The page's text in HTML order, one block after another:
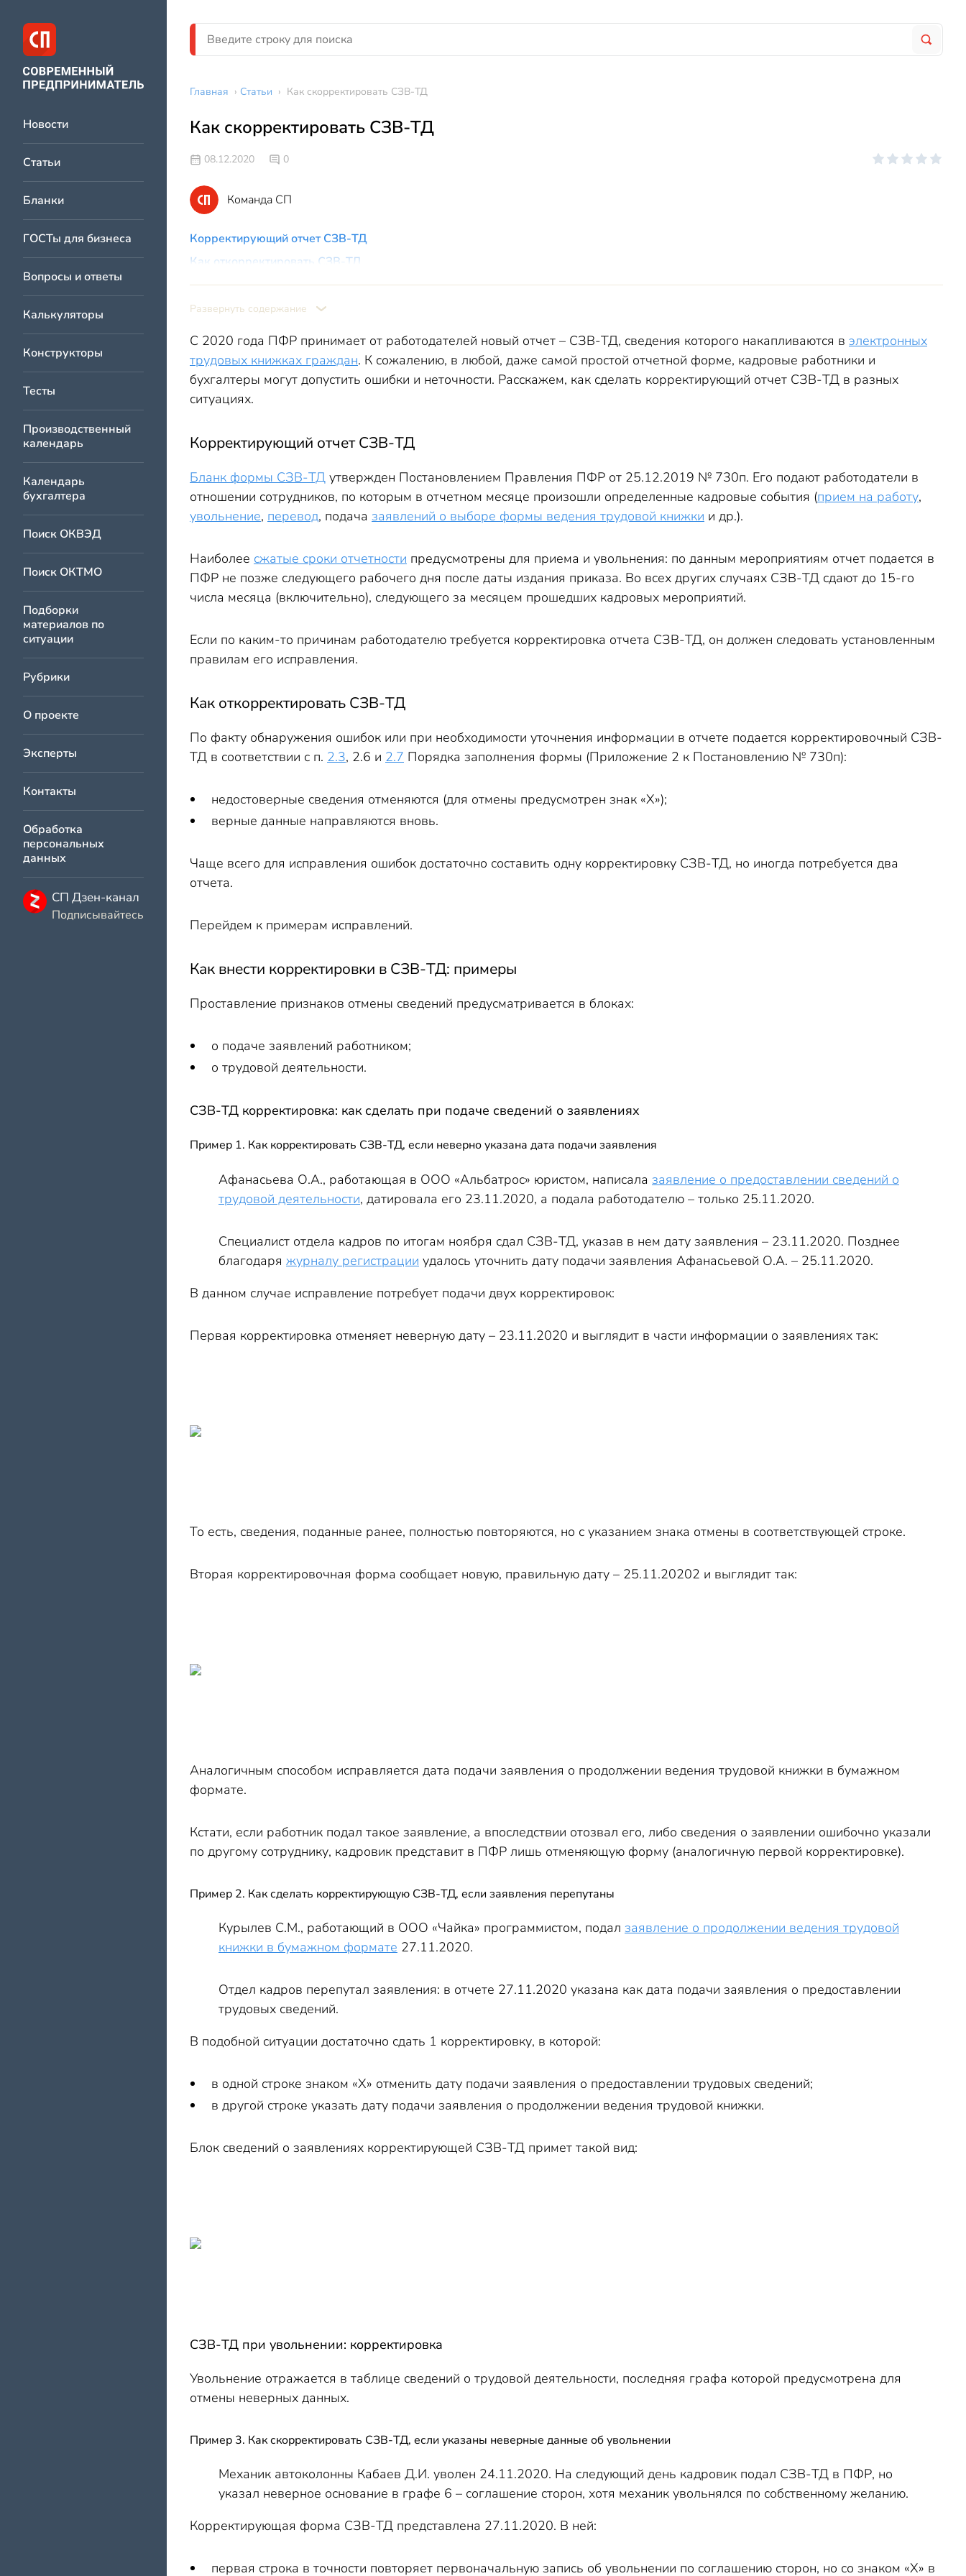
Новости
Статьи
Бланки
ГОСТы для бизнеса
Вопросы и ответы
Калькуляторы
Конструкторы
Тесты
Производственный
календарь
Календарь
бухгалтера
Поиск ОКВЭД
Поиск ОКТМО
Подборки
материалов по
ситуации
Рубрики
О проекте
Эксперты
Контакты
Обработка
персональных
данных
СП Дзен-канал
Подписывайтесь
Главная › Статьи › Как скорректировать СЗВ-ТД
Как скорректировать СЗВ-ТД
08.12.2020 0
Команда СП
Корректирующий отчет СЗВ-ТД
Как откорректировать СЗВ-ТД
Как внести корректировки в СЗВ-ТД: примеры
СЗВ-ТД корректировка: как сделать при подаче сведений о заявлениях
Пример 2. Как сделать корректирующую СЗВ-ТД, если заявления перепутаны
СЗВ-ТД при увольнении: корректировка
Пример 3. Как скорректировать СЗВ-ТД, если указаны неверные данные об увольнении
Заключение
Развернуть содержание
С 2020 года ПФР принимает от работодателей новый отчет – СЗВ-ТД, сведения которого накапливаются в электронных
трудовых книжках граждан. К сожалению, в любой, даже самой простой отчетной форме, кадровые работники и
бухгалтеры могут допустить ошибки и неточности. Расскажем, как сделать корректирующий отчет СЗВ-ТД в разных
ситуациях.
Корректирующий отчет СЗВ-ТД
Бланк формы СЗВ-ТД утвержден Постановлением Правления ПФР от 25.12.2019 № 730п. Его подают работодатели в
отношении сотрудников, по которым в отчетном месяце произошли определенные кадровые события (прием на работу,
увольнение, перевод, подача заявлений о выборе формы ведения трудовой книжки и др.).
Наиболее сжатые сроки отчетности предусмотрены для приема и увольнения: по данным мероприятиям отчет подается в
ПФР не позже следующего рабочего дня после даты издания приказа. Во всех других случаях СЗВ-ТД сдают до 15-го
числа месяца (включительно), следующего за месяцем прошедших кадровых мероприятий.
Если по каким-то причинам работодателю требуется корректировка отчета СЗВ-ТД, он должен следовать установленным
правилам его исправления.
Как откорректировать СЗВ-ТД
По факту обнаружения ошибок или при необходимости уточнения информации в отчете подается корректировочный СЗВ-
ТД в соответствии с п. 2.3, 2.6 и 2.7 Порядка заполнения формы (Приложение 2 к Постановлению № 730п):
недостоверные сведения отменяются (для отмены предусмотрен знак «Х»);
верные данные направляются вновь.
Чаще всего для исправления ошибок достаточно составить одну корректировку СЗВ-ТД, но иногда потребуется два
отчета.
Перейдем к примерам исправлений.
Как внести корректировки в СЗВ-ТД: примеры
Проставление признаков отмены сведений предусматривается в блоках:
о подаче заявлений работником;
о трудовой деятельности.
СЗВ-ТД корректировка: как сделать при подаче сведений о заявлениях
Пример 1. Как корректировать СЗВ-ТД, если неверно указана дата подачи заявления
Афанасьева О.А., работающая в ООО «Альбатрос» юристом, написала заявление о предоставлении сведений о
трудовой деятельности, датировала его 23.11.2020, а подала работодателю – только 25.11.2020.
Специалист отдела кадров по итогам ноября сдал СЗВ-ТД, указав в нем дату заявления – 23.11.2020. Позднее
благодаря журналу регистрации удалось уточнить дату подачи заявления Афанасьевой О.А. – 25.11.2020.
В данном случае исправление потребует подачи двух корректировок:
Первая корректировка отменяет неверную дату – 23.11.2020 и выглядит в части информации о заявлениях так:
То есть, сведения, поданные ранее, полностью повторяются, но с указанием знака отмены в соответствующей строке.
Вторая корректировочная форма сообщает новую, правильную дату – 25.11.20202 и выглядит так:
Аналогичным способом исправляется дата подачи заявления о продолжении ведения трудовой книжки в бумажном
формате.
Кстати, если работник подал такое заявление, а впоследствии отозвал его, либо сведения о заявлении ошибочно указали
по другому сотруднику, кадровик представит в ПФР лишь отменяющую форму (аналогичную первой корректировке).
Пример 2. Как сделать корректирующую СЗВ-ТД, если заявления перепутаны
Курылев С.М., работающий в ООО «Чайка» программистом, подал заявление о продолжении ведения трудовой
книжки в бумажном формате 27.11.2020.
Отдел кадров перепутал заявления: в отчете 27.11.2020 указана как дата подачи заявления о предоставлении
трудовых сведений.
В подобной ситуации достаточно сдать 1 корректировку, в которой:
в одной строке знаком «Х» отменить дату подачи заявления о предоставлении трудовых сведений;
в другой строке указать дату подачи заявления о продолжении ведения трудовой книжки.
Блок сведений о заявлениях корректирующей СЗВ-ТД примет такой вид:
СЗВ-ТД при увольнении: корректировка
Увольнение отражается в таблице сведений о трудовой деятельности, последняя графа которой предусмотрена для
отмены неверных данных.
Пример 3. Как скорректировать СЗВ-ТД, если указаны неверные данные об увольнении
Механик автоколонны Кабаев Д.И. уволен 24.11.2020. На следующий день кадровик подал СЗВ-ТД в ПФР, но
указал неверное основание в графе 6 – соглашение сторон, хотя механик увольнялся по собственному желанию.
Корректирующая форма СЗВ-ТД представлена 27.11.2020. В ней:
первая строка в точности повторяет первоначальную запись об увольнении по соглашению сторон, но со знаком «Х» в